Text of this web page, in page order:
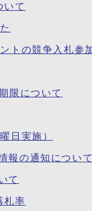
いて
トの競争入札参
限について
日実施）
報の通知について
て
札率